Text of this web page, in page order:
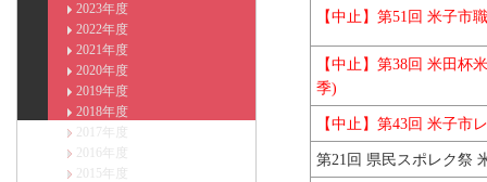
2023年度
2022年度
2021年度
2020年度
2019年度
2018年度
2017年度
2016年度
2015年度
【中止】第51回 米子市
【中止】第38回 米田杯
季)
【中止】第43回 米子市
第21回 県民スポレク祭